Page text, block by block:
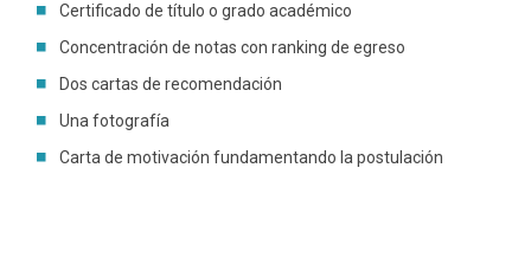
Certificado de título o grado académico
Concentración de notas con ranking de egreso
Dos cartas de recomendación
Una fotografía
Carta de motivación fundamentando la postulación